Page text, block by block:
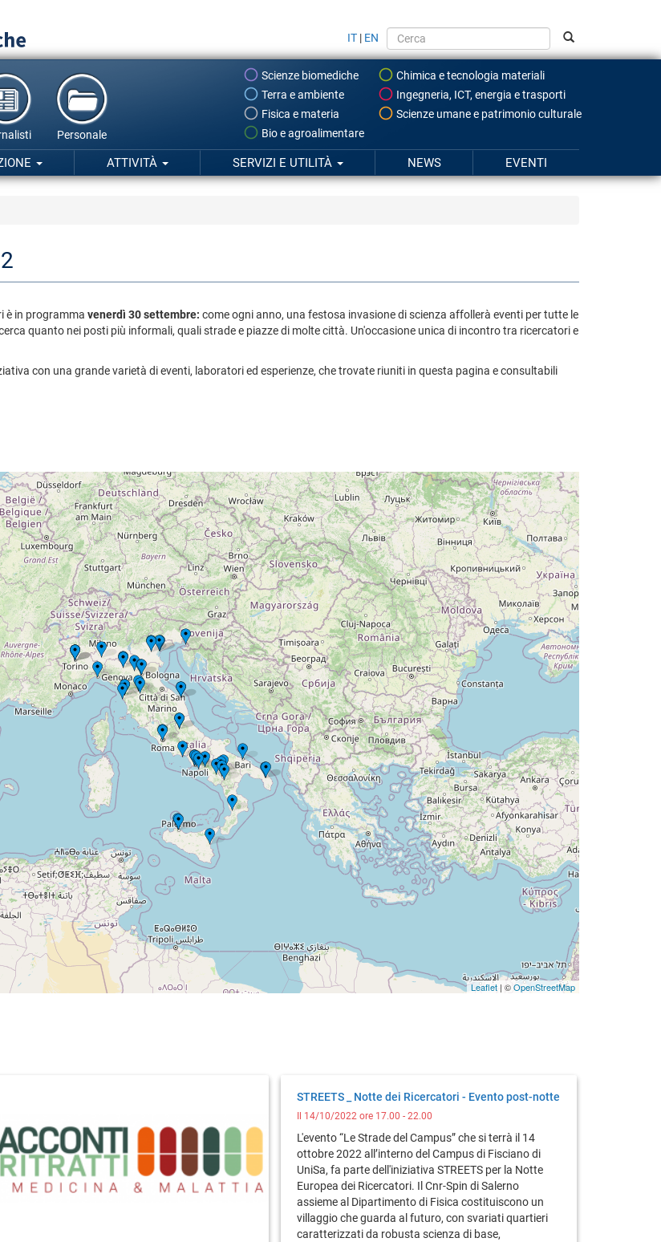
IT | EN
Scienze biomediche
Chimica e tecnologia materiali
Terra e ambiente
Ingegneria, ICT, energia e trasporti
Fisica e materia
Scienze umane e patrimonio culturale
Bio e agroalimentare
Personale
ATTIVITÀ SERVIZI E UTILITÀ NEWS EVENTI
è in programma venerdì 30 settembre: come ogni anno, una festosa invasione di scienza affollerà eventi per tutte le
quanto nei posti più informali, quali strade e piazze di molte città. Un'occasione unica di incontro tra ricercatori e
con una grande varietà di eventi, laboratori ed esperienze, che trovate riuniti in questa pagina e consultabili
Leaflet | ©OpenStreetMap
STREETS _ Notte dei Ricercatori - Evento post-notte
Il 14/10/2022 ore 17.00 - 22.00
L'evento “Le Strade del Campus” che si terrà il 14
ottobre 2022 all’interno del Campus di Fisciano di
UniSa, fa parte dell'iniziativa STREETS per la Notte
Europea dei Ricercatori. Il Cnr-Spin di Salerno
assieme al Dipartimento di Fisica costituiscono un
villaggio che guarda al futuro, con svariati quartieri
caratterizzati da robusta scienza di base,